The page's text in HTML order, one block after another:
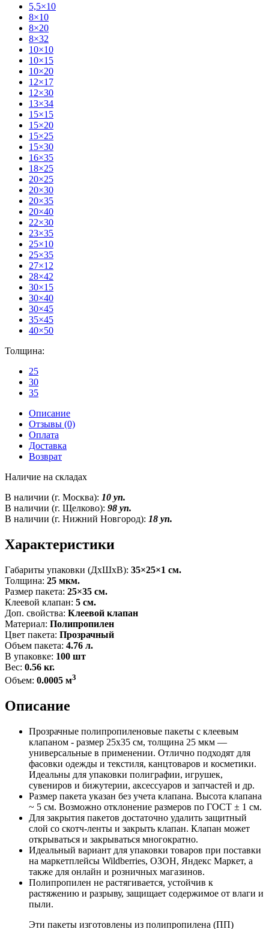
5,5×10
8×10
8×20
8×32
10×10
10×15
10×20
12×17
12×30
13×34
15×15
15×20
15×25
15×30
16×35
18×25
20×25
20×30
20×35
20×40
22×30
23×35
25×10
25×35
27×12
28×42
30×15
30×40
30×45
35×45
40×50
Толщина:
25
30
35
Описание
Отзывы (0)
Оплата
Доставка
Возврат
Наличие на складах
В наличии (г. Москва): 10 уп.
В наличии (г. Щелково): 98 уп.
В наличии (г. Нижний Новгород): 18 уп.
Характеристики
Габариты упаковки (ДxШxВ): 35×25×1 см.
Толщина: 25 мкм.
Размер пакета: 25×35 см.
Клеевой клапан: 5 см.
Доп. свойства: Клеевой клапан
Материал: Полипропилен
Цвет пакета: Прозрачный
Объем пакета: 4.76 л.
В упаковке: 100 шт
Вес: 0.56 кг.
Объем: 0.0005 м3
Описание
Прозрачные полипропиленовые пакеты с клеевым
клапаном - размер 25x35 см, толщина 25 мкм —
универсальные в применении. Отлично подходят для
фасовки одежды и текстиля, канцтоваров и косметики.
Идеальны для упаковки полиграфии, игрушек,
сувениров и бижутерии, аксессуаров и запчастей и др.
Размер пакета указан без учета клапана. Высота клапана
~ 5 см. Возможно отклонение размеров по ГОСТ ± 1 см.
Для закрытия пакетов достаточно удалить защитный
слой со скотч-ленты и закрыть клапан. Клапан может
открываться и закрываться многократно.
Идеальный вариант для упаковки товаров при поставки
на маркетплейсы Wildberries, ОЗОН, Яндекс Маркет, а
также для онлайн и розничных магазинов.
Полипропилен не растягивается, устойчив к
растяжению и разрыву, защищает содержимое от влаги и
пыли.
Эти пакеты изготовлены из полипропилена (ПП)